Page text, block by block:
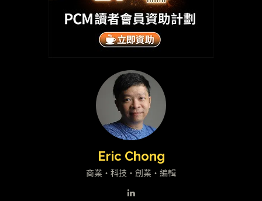
Eric Chong
商業・科技・創業・編輯